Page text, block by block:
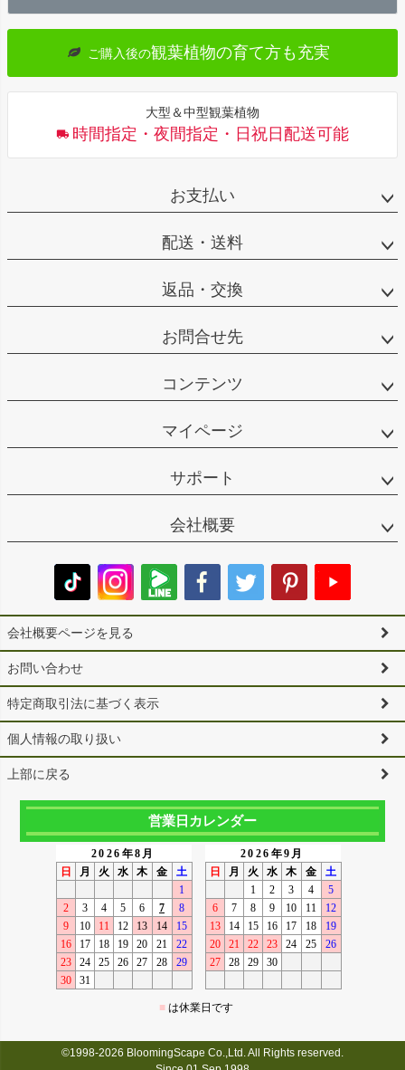
へ
ご購入後の観葉植物の育て方も充実
大型＆中型観葉植物
時間指定・夜間指定・日祝日配送可能
お支払い
配送・送料
返品・交換
お問合せ先
コンテンツ
マイページ
サポート
会社概要
会社概要ページを見る
お問い合わせ
特定商取引法に基づく表示
個人情報の取り扱い
上部に戻る
営業日カレンダー
©1998-2026 BloomingScape Co.,Ltd. All Rights reserved.